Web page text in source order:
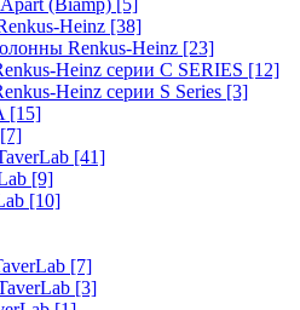
(Biamp) [5]
Heinz [38]
Renkus-Heinz [23]
Heinz серии C SERIES [12]
Heinz серии S Series [3]
[15]
[7]
[41]
[9]
[10]
[7]
[3]